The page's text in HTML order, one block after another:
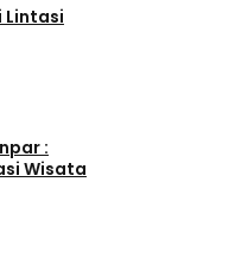
Lintasi
:
Wisata